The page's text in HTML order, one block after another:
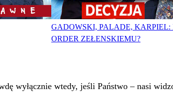
GADOWSKI, PALADE,
ORDER ZEŁENSKIEMU?
wyłącznie wtedy, jeśli Państwo – nasi